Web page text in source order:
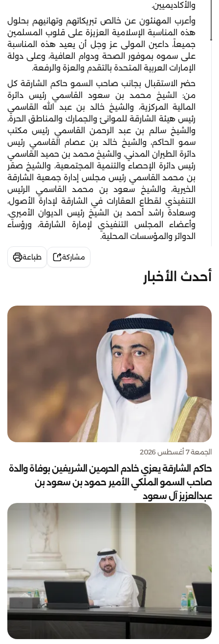
والأكاديميين.
وأعرب المهنئون عن خالص تبريكاتهم وتهانيهم بحلول
هذه المناسبة الإسلامية العزيزة على قلوب المسلمين
جميعاً، داعين المولى عز وجل أن يعيد هذه المناسبة
على سموه بموفور الصحة ودوام العافية، وعلى دولة
الإمارات العربية المتحدة بالتقدم والعزة والرفعة.
حضر الاستقبال بجانب صاحب السمو حاكم الشارقة كل
من: الشيخ محمد بن سعود القاسمي رئيس دائرة
المالية المركزية، والشيخ خالد بن عبد الله القاسمي
رئيس هيئة الشارقة للموانئ والجمارك والمناطق الحرة،
والشيخ سالم بن عبد الرحمن القاسمي رئيس مكتب
سمو الحاكم، والشيخ خالد بن عصام القاسمي رئيس
دائرة الطيران المدني، والشيخ محمد بن حميد القاسمي
رئيس دائرة الإحصاء والتنمية المجتمعية، والشيخ صقر
بن محمد القاسمي رئيس مجلس إدارة جمعية الشارقة
الخيرية، والشيخ سعود بن محمد القاسمي الرئيس
التنفيذي لقطاع العقارات في الشارقة لإدارة الأصول،
وسعادة راشد أحمد بن الشيخ رئيس الديوان الأميري،
وأعضاء المجلس التنفيذي لإمارة الشارقة، ورؤساء
الدوائر والمؤسسات المحلية.
مشاركة طباعة
أحدث الأخبار
الجمعة 7 أغسطس 2026
حاكم الشارقة يعزي خادم الحرمين الشريفين بوفاة والدة
صاحب السمو الملكي الأمير حمود بن سعود بن
عبدالعزيز آل سعود